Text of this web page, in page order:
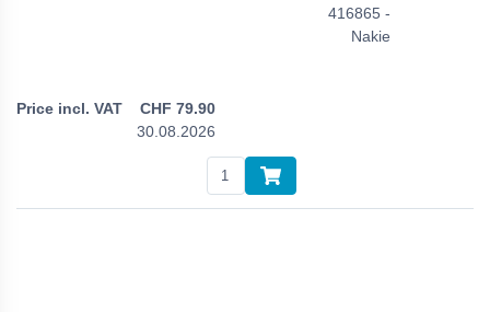
416865 -
Nakie
CHF 79.90
30.08.2026